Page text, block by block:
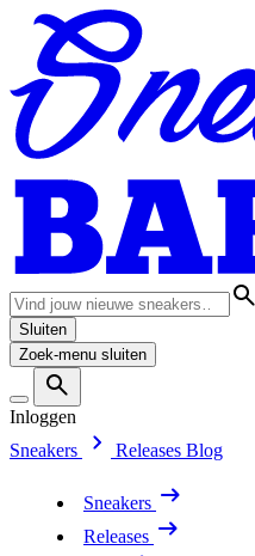
Sluiten
Zoek-menu sluiten
Inloggen
Sneakers
Releases Blog
Sneakers
Releases